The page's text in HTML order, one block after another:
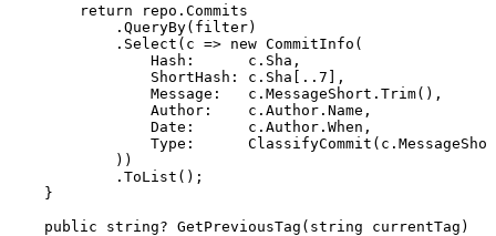
        return
repo . Commits
            .
QueryBy(filter)
            .
Select (c => new CommitInfo (
                Hash
:
      c
. Sha ,
                ShortHash
: c . Sha .. 7
,
                Message
:
   c
. MessageShort . Trim() ,
                Author
:
    c
. Author . Name ,
                Date
:
      c
. Author . When ,
                Type
:
      ClassifyCommit
( c .
            ))
            .
ToList ();
    }
    public
string? GetPreviousTag ( string currentTag)